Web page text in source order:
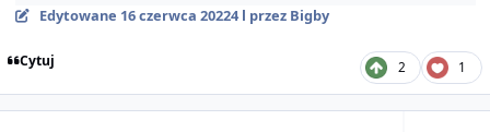
Edytowane 16 czerwca 20224 l przez Bigby
Cytuj 2 1